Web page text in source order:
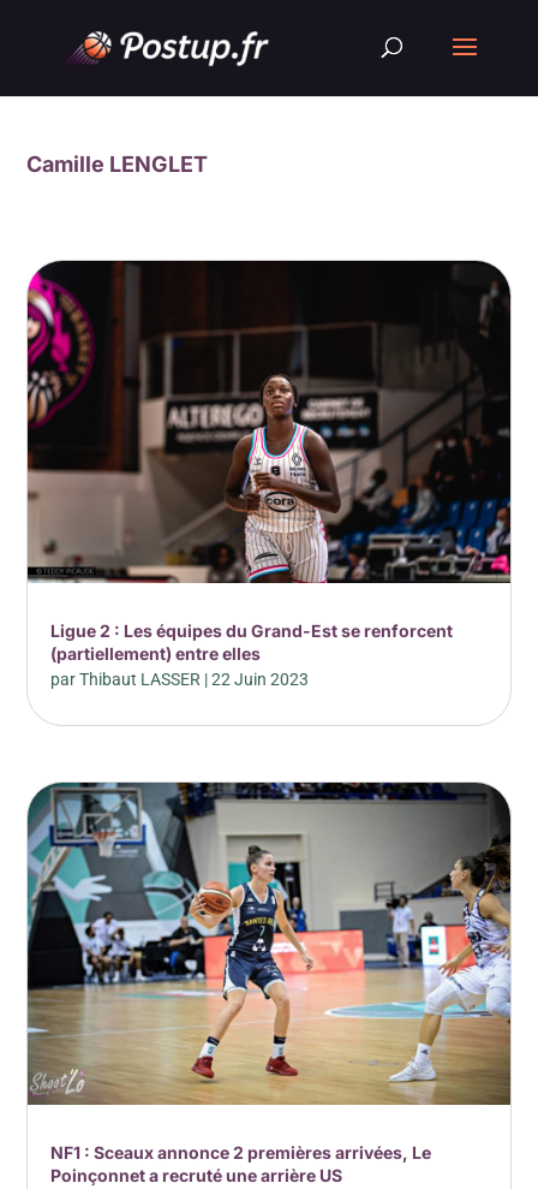
Camille LENGLET
Ligue 2 : Les équipes du Grand-Est se renforcent
(partiellement) entre elles
parThibaut LASSER |22 Juin 2023
NF1 : Sceaux annonce 2 premières arrivées, Le
Poinçonnet a recruté une arrière US